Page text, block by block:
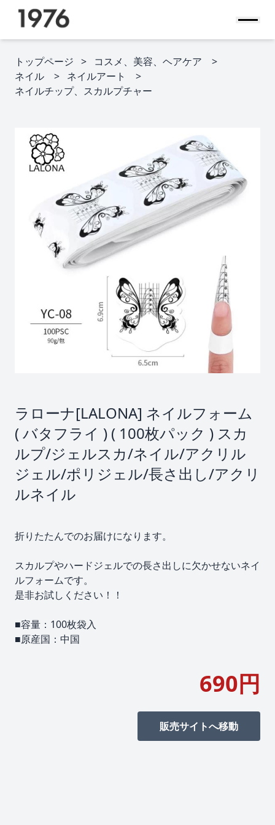
トップページ
コスメ、美容、ヘアケア
ネイル
ネイルアート
ネイルチップ、スカルプチャー
ラローナ[LALONA] ネイルフォーム
( バタフライ ) ( 100枚パック ) スカ
ルプ/ジェルスカ/ネイル/アクリル
ジェル/ポリジェル/長さ出し/アクリ
ルネイル
折りたたんでのお届けになります。
スカルプやハードジェルでの長さ出しに欠かせないネイ
ルフォームです。
是非お試しください！！
■容量：100枚袋入
■原産国：中国
690円
販売サイトへ移動